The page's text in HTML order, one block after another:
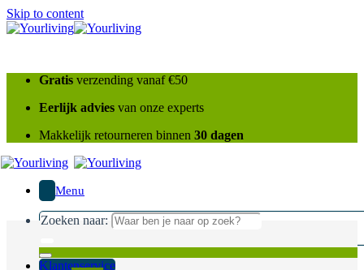
Skip to content
Gratis verzending vanaf €50
Eerlijk advies van onze experts
Makkelijk retourneren binnen 30 dagen
Menu
Zoeken naar:
Klantenservice